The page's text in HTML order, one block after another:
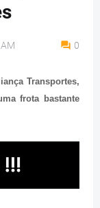
0
Transportes,
frota bastante